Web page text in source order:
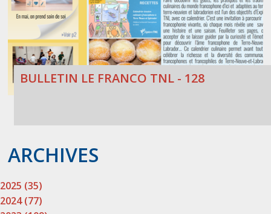
BULLETIN LE FRANCO TNL - 128
ARCHIVES
2025 (35)
2024 (77)